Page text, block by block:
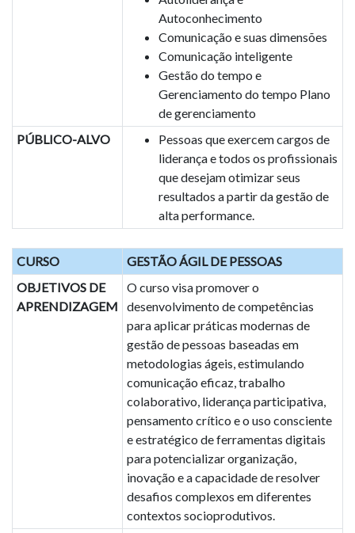
Autoconhecimento
Comunicação e suas dimensões
Comunicação inteligente
Gestão do tempo e
Gerenciamento do tempo Plano
de gerenciamento
PÚBLICO-ALVO
Pessoas que exercem cargos de
liderança e todos os profissionais
que desejam otimizar seus
resultados a partir da gestão de
alta performance.
CURSO
GESTÃO ÁGIL DE PESSOAS
OBJETIVOS DE
APRENDIZAGEM
O curso visa promover o
desenvolvimento de competências
para aplicar práticas modernas de
gestão de pessoas baseadas em
metodologias ágeis, estimulando
comunicação eficaz, trabalho
colaborativo, liderança participativa,
pensamento crítico e o uso consciente
e estratégico de ferramentas digitais
para potencializar organização,
inovação e a capacidade de resolver
desafios complexos em diferentes
contextos socioprodutivos.